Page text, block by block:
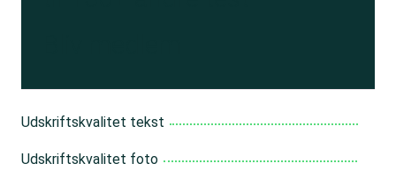
Udskriftskvalitet tekst
Udskriftskvalitet foto